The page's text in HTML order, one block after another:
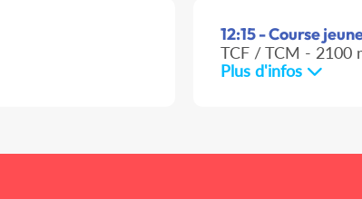
12:15 - Course
TCF / TCM - 2100
Plus d'infos